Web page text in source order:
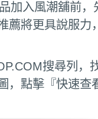
加入風潮舖前，
薦將更具說服力
搜尋列，
，點擊『快速查